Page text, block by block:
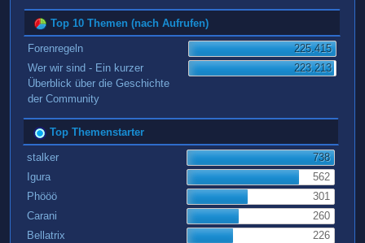
Top 10 Themen (nach Aufrufen)
Forenregeln
225.415
Wer wir sind - Ein kurzer
Überblick über die Geschichte
der Community
223.213
Top Themenstarter
stalker
738
Igura
562
Phööö
301
Carani
260
Bellatrix
226